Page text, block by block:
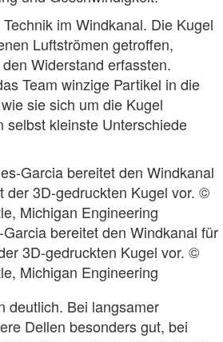
im Windkanal. Die Kugel
Luftströmen getroffen,
Widerstand erfassten.
Team winzige Partikel in die
sie sich um die Kugel
selbst kleinste Unterschiede
bereitet den Windkanal für
3D-gedruckten Kugel vor. ©
Michigan Engineering
deutlich. Bei langsamer
Dellen besonders gut, bei